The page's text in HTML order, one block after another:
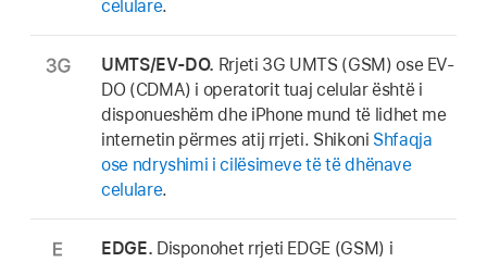
celulare.
UMTS/EV-DO. Rrjeti 3G UMTS (GSM) ose EV-
DO (CDMA) i operatorit tuaj celular është i
disponueshëm dhe iPhone mund të lidhet me
internetin përmes atij rrjeti. Shikoni Shfaqja
ose ndryshimi i cilësimeve të të dhënave
celulare.
EDGE. Disponohet rrjeti EDGE (GSM) i